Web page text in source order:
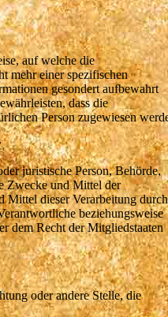
auf welche die
mehr einer spezifischen
gesondert aufbewahrt
dass die
Person zugewiesen
juristische Person, Behörde,
Zwecke und Mittel der
Mittel dieser Verarbeitung durch
beziehungsweise
dem Recht der Mitgliedstaaten
oder andere Stelle, die